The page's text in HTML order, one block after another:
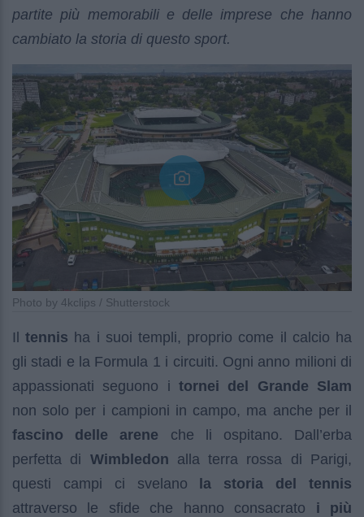
partite più memorabili e delle imprese che hanno
cambiato la storia di questo sport.
Photo by 4kclips / Shutterstock
Iltennis ha i suoi templi, proprio come il calcio ha
gli stadi e la Formula 1 i circuiti. Ogni anno milioni di
appassionati seguono i tornei del Grande Slam
non solo per i campioni in campo, ma anche per il
fascino delle arene che li ospitano. Dall’erba
perfetta di Wimbledon alla terra rossa di Parigi,
questi campi ci svelano la storia del tennis
attraverso le sfide che hanno consacrato i più